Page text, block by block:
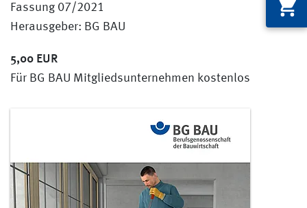
Fassung 07/2021
Herausgeber: BG BAU
5,00 EUR
Für BG BAU Mitgliedsunternehmen kostenlos